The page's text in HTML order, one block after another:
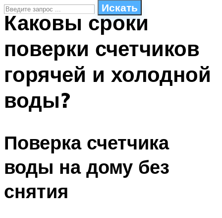
Искать
ПЛАВАНЬЕ ДЛЯ ДЕТЕЙ
БАССЕЙН ДЛЯ ДОМА
ОЧИСТКА БАССЕЙНОВ
Каковы сроки
поверки счетчиков
горячей и холодной
воды?
Поверка счетчика
воды на дому без
снятия